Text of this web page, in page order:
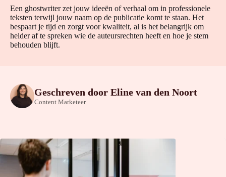
Een ghostwriter zet jouw ideeën of verhaal om in professionele
teksten terwijl jouw naam op de publicatie komt te staan. Het
bespaart je tijd en zorgt voor kwaliteit, al is het belangrijk om
helder af te spreken wie de auteursrechten heeft en hoe je stem
behouden blijft.
Geschreven door Eline van den Noort
Content Marketeer